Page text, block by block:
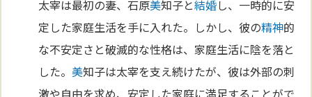
太宰は最初の妻、石原美知子と結婚し、一時的に安
定した家庭生活を手に入れた。しかし、彼の精神的
な不安定さと破滅的な性格は、家庭生活に陰を落と
した。美知子は太宰を支え続けたが、彼は外部の刺